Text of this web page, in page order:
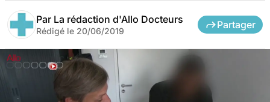
Par La rédaction d'Allo Docteurs
Rédigé le 20/06/2019
Partager